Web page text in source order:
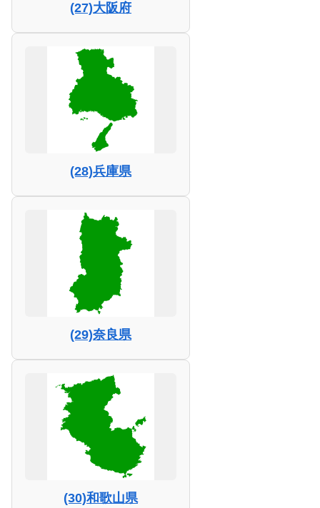
(27)大阪府
(28)兵庫県
(29)奈良県
(30)和歌山県